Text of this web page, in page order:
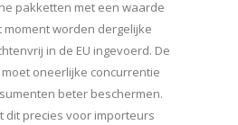
pakketten met een waarde
moment worden dergelijke
in de EU ingevoerd. De
oneerlijke concurrentie
beter beschermen.
dit precies voor importeurs